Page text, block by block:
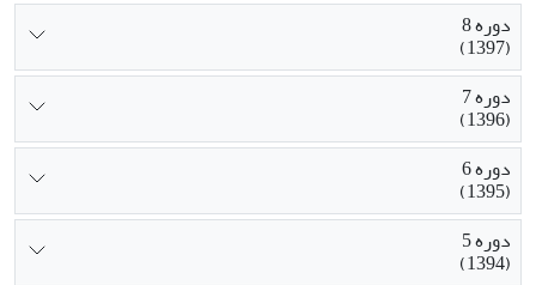
دوره 8
(1397)
دوره 7
(1396)
دوره 6
(1395)
دوره 5
(1394)